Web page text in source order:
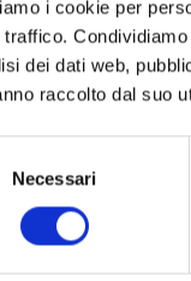
i cookie per
traffico.
dei dati web,
raccolto dal suo
Necessari
fare e cosa
Subito una